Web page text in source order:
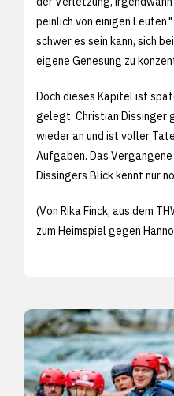
peinlich von einigen
schwer es sein kann, sich
eigene Genesung zu
Doch dieses Kapitel ist
gelegt. Christian Dissinger
wieder an und ist voller
Aufgaben. Das
Dissingers Blick kennt nur
(Von Rika Finck, aus dem
zum Heimspiel gegen